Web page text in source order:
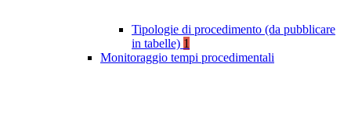
Tipologie di procedimento (da pubblicare
in tabelle) 1
Monitoraggio tempi procedimentali